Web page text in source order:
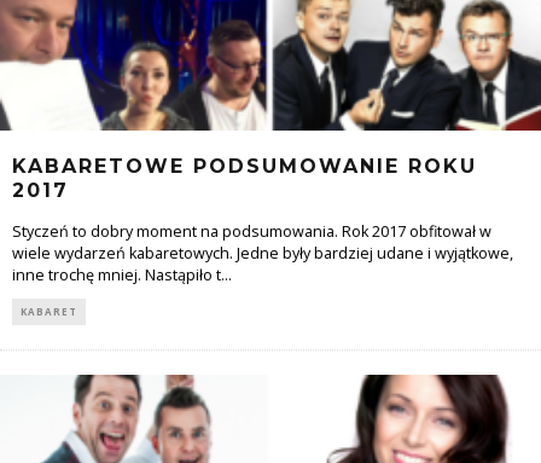
KABARETOWE PODSUMOWANIE ROKU
2017
Styczeń to dobry moment na podsumowania. Rok 2017 obfitował w
wiele wydarzeń kabaretowych. Jedne były bardziej udane i wyjątkowe,
inne trochę mniej. Nastąpiło t...
KABARET